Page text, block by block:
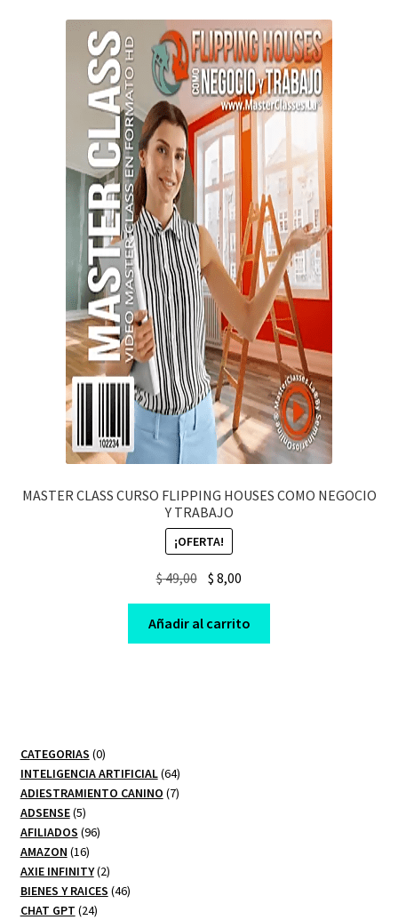
MASTER CLASS CURSO FLIPPING HOUSES COMO NEGOCIO
Y TRABAJO
¡OFERTA!
$49,00 Original
price
was:
$ 49,00.
$ 8,00
price
is:
$ 8,00.
Añadir al carrito
CATEGORIAS 00
productos
INTELIGENCIA ARTIFICIAL 6464
productos
ADIESTRAMIENTO CANINO 77
ADSENSE 55
productos
AFILIADOS 9696
AMAZON 1616
productos
AXIE INFINITY 22
productos
BIENES Y RAICES 4646
CHAT GPT 2424